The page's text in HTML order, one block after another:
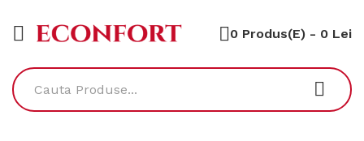
0 Produs(e) - 0 Lei